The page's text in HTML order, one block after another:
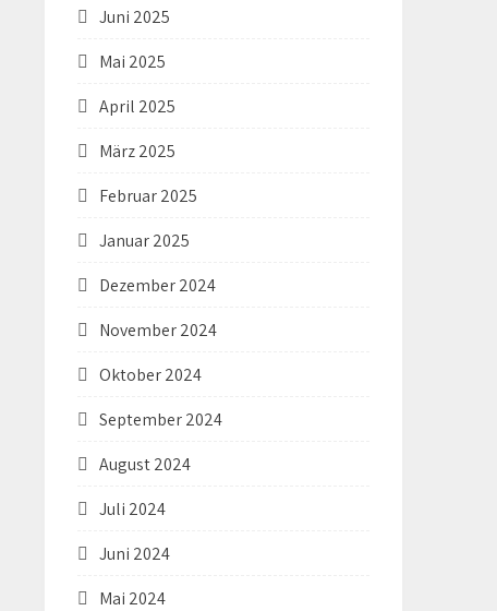
Juni 2025
Mai 2025
April 2025
März 2025
Februar 2025
Januar 2025
Dezember 2024
November 2024
Oktober 2024
September 2024
August 2024
Juli 2024
Juni 2024
Mai 2024